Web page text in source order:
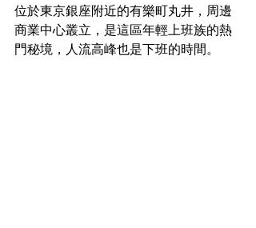
位於東京銀座附近的有樂町丸井，周邊
商業中心叢立，是這區年輕上班族的熱
門秘境，人流高峰也是下班的時間。